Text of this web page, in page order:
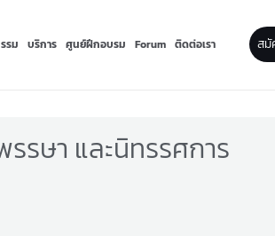
รม บริการ ศูนย์ฝึกอบรม Forum ติดต่อเรา สมั
รษา และนิทรรศการ